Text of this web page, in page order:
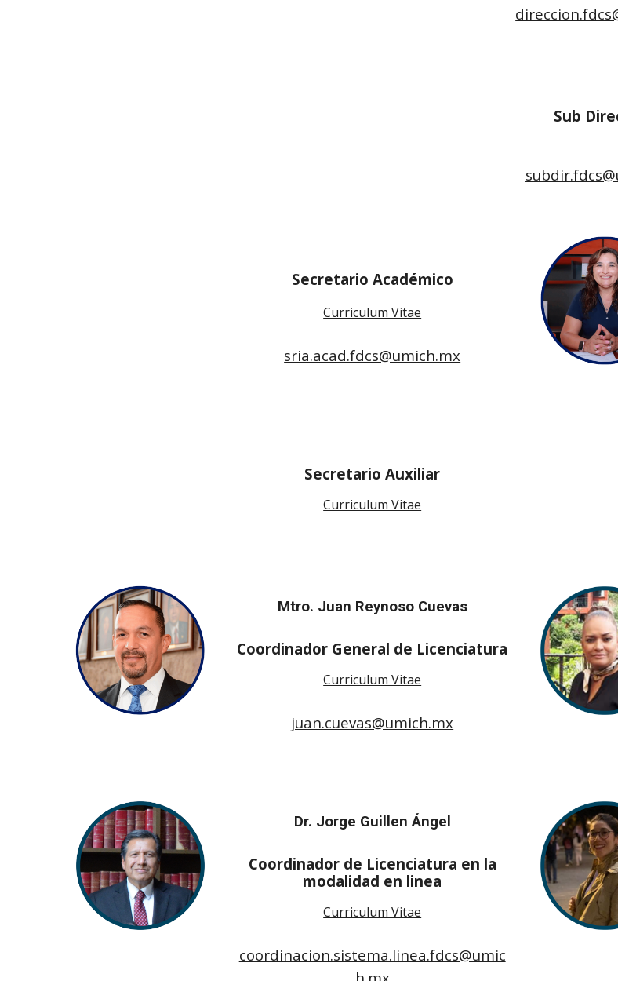
Sub
Secretario Académico
Curriculum Vitae
sria.acad.fdcs@umich.mx
SecretarioAuxiliar
Curriculum Vitae
Mtro. Juan Reynoso Cuevas
Coordinador General de Licenciatura
Curriculum Vitae
juan.cuevas@umich.mx
Dr. Jorge Guillen Ángel
Coordinador de Licenciatura en la
modalidad en linea
Curriculum Vitae
coordinacion.sistema.linea.fdcs@umic